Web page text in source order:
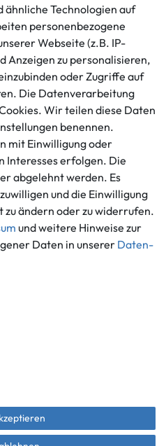
Rechtliches
AGB
Impressum
Datenschutzerklärung
Barrierefreiheitserklärung
Widerrufs­recht
Vertrag widerrufen
Zahlungsmöglichkeiten
MwSt.,
Lieferzeiten für andere
der Schaltfläche mit den
Alle Rechte vorbehalten.
ähnliche Technologien auf
personenbezogene
Webseite (z.B. IP-
Anzeigen zu personalisieren,
oder Zugriffe auf
Die Datenverarbeitung
Wir teilen diese Daten
benennen.
mit Einwilligung oder
Interesses erfolgen. Die
abgelehnt werden. Es
und die Einwilligung
zu ändern oder zu widerrufen.
und weitere Hinweise zur
Daten in unserer Daten­